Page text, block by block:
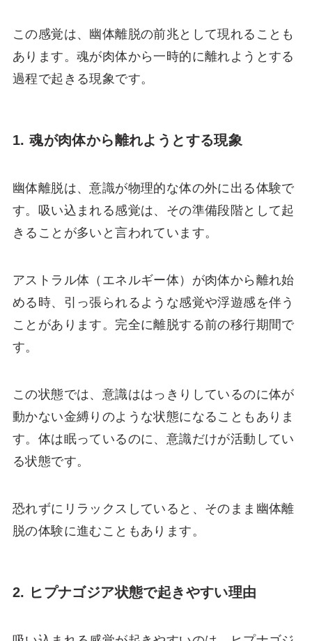
この感覚は、幽体離脱の前兆として現れることも
あります。魂が肉体から一時的に離れようとする
過程で起きる現象です。
1. 魂が肉体から離れようとする現象
幽体離脱は、意識が物理的な体の外に出る体験で
す。吸い込まれる感覚は、その準備段階として起
きることが多いと言われています。
アストラル体（エネルギー体）が肉体から離れ始
める時、引っ張られるような感覚や浮遊感を伴う
ことがあります。完全に離脱する前の移行期間で
す。
この状態では、意識ははっきりしているのに体が
動かない金縛りのような状態になることもありま
す。体は眠っているのに、意識だけが活動してい
る状態です。
恐れずにリラックスしていると、そのまま幽体離
脱の体験に進むこともあります。
2. ヒプナゴジア状態で起きやすい理由